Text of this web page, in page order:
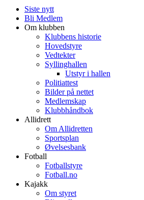
Siste nytt
Bli Medlem
Om klubben
Klubbens historie
Hovedstyre
Vedtekter
Syllinghallen
Utstyr i hallen
Politiattest
Bilder på nettet
Medlemskap
Klubbhåndbok
Allidrett
Om Allidretten
Sportsplan
Øvelsesbank
Fotball
Fotballstyre
Fotball.no
Kajakk
Om styret